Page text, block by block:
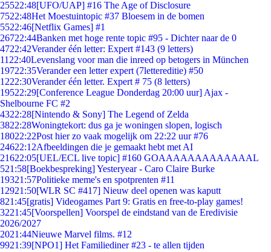
25522:48[UFO/UAP] #16 The Age of Disclosure
7522:48Het Moestuintopic #37 Bloesem in de bomen
5522:46[Netflix Games] #1
26722:44Banken met hoge rente topic #95 - Dichter naar de 0
4722:42Verander één letter: Expert #143 (9 letters)
11 22:40Levenslang voor man die inreed op betogers in München
19722:35Verander een letter expert (7lettereditie) #50
1222:30Verander één letter. Expert # 75 (8 letters)
19522:29[Conference League Donderdag 20:00 uur] Ajax -
Shelbourne FC #2
4322:28[Nintendo & Sony] The Legend of Zelda
3822:28Woningtekort: dus ga je woningen slopen, logisch
18022:22Post hier zo vaak mogelijk om 22:22 uur #76
24622:12Afbeeldingen die je gemaakt hebt met AI
21622:05[UEL/ECL live topic] #160 GOAAAAAAAAAAAAAL
521:58[Boekbespreking] Yesteryear - Caro Claire Burke
19321:57Politieke meme's en spotprenten #11
12921:50[WLR SC #417] Nieuw deel openen was kaputt
821:45[gratis] Videogames Part 9: Gratis en free-to-play games!
3221:45[Voorspellen] Voorspel de eindstand van de Eredivisie
2026/2027
2021:44Nieuwe Marvel films. #12
9921:39[NPO1] Het Familiediner #23 - te allen tijden